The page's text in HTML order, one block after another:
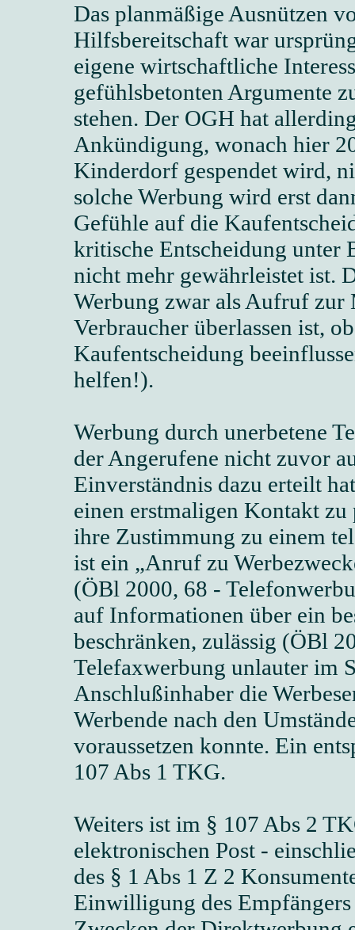
Das planmäßige Ausnützen
Hilfsbereitschaft war
eigene wirtschaftliche
gefühlsbetonten Argumente
stehen. Der OGH hat
Ankündigung, wonach hier
Kinderdorf gespendet wird,
solche Werbung wird erst
Gefühle auf die
kritische Entscheidung unter
nicht mehr gewährleistet ist.
Werbung zwar als Aufruf zur
Verbraucher überlassen ist,
Kaufentscheidung
helfen!).
Werbung durch unerbetene
der Angerufene nicht zuvor
Einverständnis dazu erteilt
einen erstmaligen Kontakt
ihre Zustimmung zu einem
ist ein „Anruf zu
(ÖBl 2000, 68 -
auf Informationen über ein
beschränken, zulässig (ÖBl
Telefaxwerbung unlauter im
Anschlußinhaber die
Werbende nach den
voraussetzen konnte. Ein
107 Abs 1 TKG.
Weiters ist im § 107 Abs 2
elektronischen Post -
des § 1 Abs 1 Z 2
Einwilligung des